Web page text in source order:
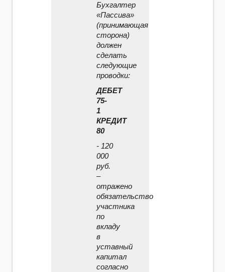
Бухгалтер
«Пассива»
(принимающая
сторона)
должен
сделать
следующие
проводки:
ДЕБЕТ
75-
1
КРЕДИТ
80
- 120
000
руб.
–
отражено
обязательство
участника
по
вкладу
в
уставный
капитал
согласно